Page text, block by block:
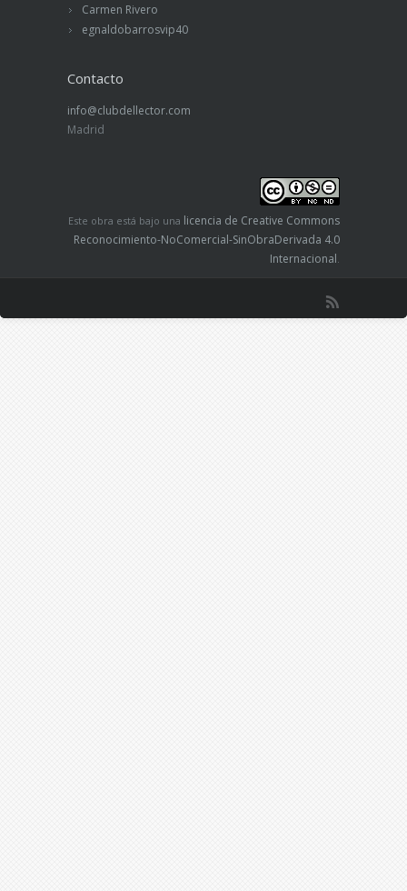
Carmen Rivero
egnaldobarrosvip40
Contacto
info@clubdellector.com
Madrid
Este obra está bajo una licencia de Creative Commons
Reconocimiento-NoComercial-SinObraDerivada 4.0
Internacional